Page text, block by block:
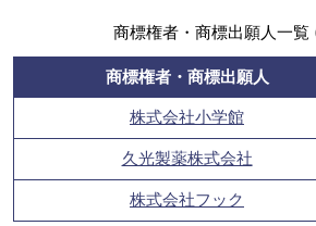
商標権者・商標出願人一覧
商標権者・商標出願人
株式会社小学館
久光製薬株式会社
株式会社フック